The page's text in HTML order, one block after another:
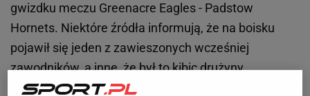
gwizdku meczu Greenacre Eagles - Padstow
Hornets. Niektóre źródła informują, że na boisku
pojawił się jeden z zawieszonych wcześniej
zawodników, a inne, że był to kibic drużyny
gospodarzy. Z wideo w mediach społecznościowych